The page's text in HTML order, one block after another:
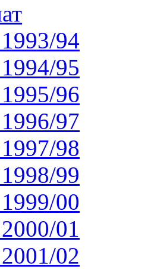
94
95
96
97
98
99
00
01
02